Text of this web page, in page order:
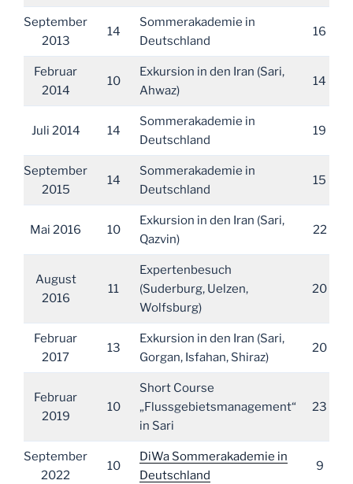
September
2013
14
Sommerakademie in
Deutschland
16
Februar
2014
10
Exkursion in den Iran (Sari,
Ahwaz)
14
Juli 2014 14
Sommerakademie in
Deutschland
19
September
2015
14
Sommerakademie in
Deutschland
15
Mai 2016 10
Exkursion in den Iran (Sari,
Qazvin)
22
August
2016
11
Expertenbesuch
(Suderburg, Uelzen,
Wolfsburg)
20
Februar
2017
13
Exkursion in den Iran (Sari,
Gorgan, Isfahan, Shiraz)
20
Februar
2019
10
Short Course
„Flussgebietsmanagement“
in Sari
23
September
2022
10
DiWa Sommerakademie in
Deutschland
9